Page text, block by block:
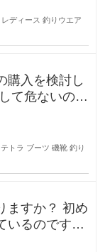
レディース 釣りウエア
購入を検討し
て危ないの
テトラ ブーツ 磯靴 釣り
か？ 初め
いるのです